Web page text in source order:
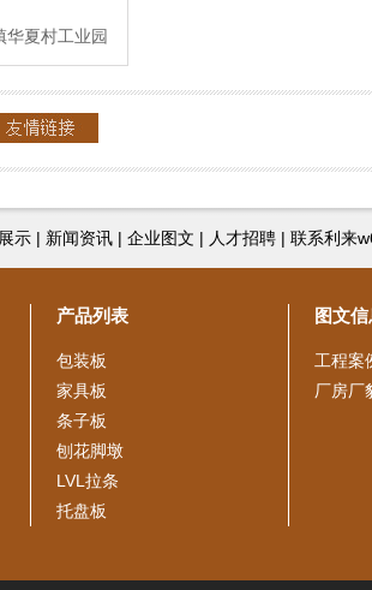
华夏村工业园
示 | 新闻资讯 | 企业图文 | 人才招聘 | 联系利来
产品列表
包装板
家具板
条子板
刨花脚墩
LVL拉条
托盘板
图文
工程案
厂房厂